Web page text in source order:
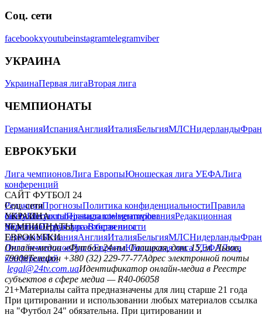
Соц. сети
facebookxyoutubeinstagramtelegramviber
УКРАИНА
УкраинаПервая лигаВторая лига
ЧЕМПИОНАТЫ
ГерманияИспанияАнглияИталияБельгияМЛСНидерланды
ЕВРОКУБКИ
Лига чемпионовЛига ЕвропыЮношеская лига УЕФАЛига
конференций
САЙТ ФУТБОЛ 24
РедакцияПрогнозыПолитика конфиденциальностиПравила
сайтуКонтактыПравила комментированияРедакционная
политикаСтруктура собственности
Соц. сети
facebookxyoutubeinstagramtelegramviber
УКРАИНА
УкраинаПервая лигаВторая лига
ЧЕМПИОНАТЫ
ГерманияИспанияАнглияИталияБельгияМЛСНидерланды
ЕВРОКУБКИ
Лига чемпионовЛига ЕвропыЮношеская лига УЕФАЛига
конференций
Онлайн-медиа «Футбол 24»пл. Галицкая, дом. 15, м. Львов,
79008Телефон +380 (32) 229-77-77Адрес электронной почты
legal@24tv.com.uaИдентификатор онлайн-медиа в Реестре
субъектов в сфере медиа — R40-06058
21+Материалы сайта предназначены для лиц старше 21 года
При цитировании и использовании любых материалов ссылка
на "Футбол 24" обязательна. При цитировании и